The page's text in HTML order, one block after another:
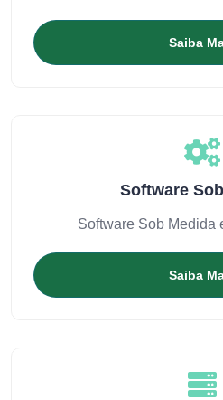
Saiba
Software
Software Sob Medida
Saiba